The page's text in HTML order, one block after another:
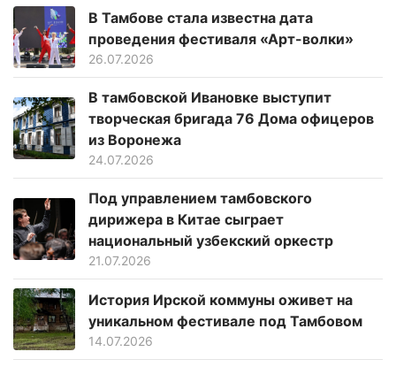
В Тамбове стала известна дата
проведения фестиваля «Арт-волки»
26.07.2026
В тамбовской Ивановке выступит
творческая бригада 76 Дома офицеров
из Воронежа
24.07.2026
Под управлением тамбовского
дирижера в Китае сыграет
национальный узбекский оркестр
21.07.2026
История Ирской коммуны оживет на
уникальном фестивале под Тамбовом
14.07.2026